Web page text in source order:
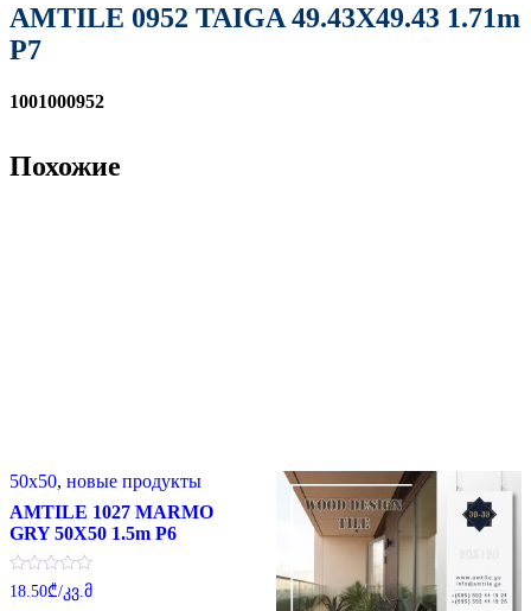
AMTILE 0952 TAIGA 49.43X49.43 1.71m
P7
1001000952
Похожие
50x50, новые продукты
AMTILE 1027 MARMO
GRY 50X50 1.5m P6
Оценка
0
18.50₾/კვ.მ